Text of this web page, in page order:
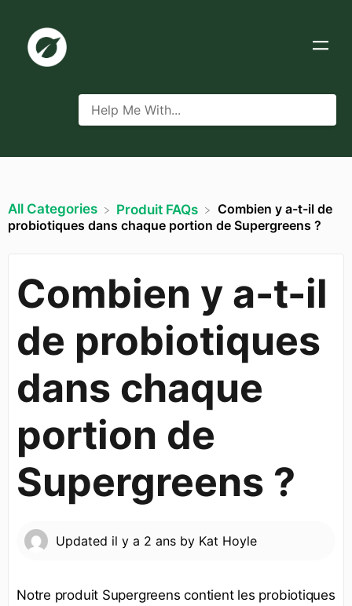
All Categories ​Produit FAQs
Combien y a-t-il de
probiotiques dans chaque portion de Supergreens ?
Combien y a-t-il
de probiotiques
dans chaque
portion de
Supergreens ?
Updated il y a 2 ans by Kat Hoyle
Notre produit Supergreens contient les probiotiques